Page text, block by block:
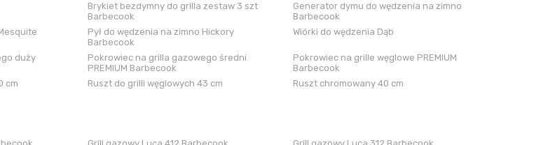
Brykiet bezdymny do grilla zestaw 3 szt
Barbecook
Generator dymu do wędzenia na zimno
Barbecook
Pył do wędzenia na zimno Hickory
Barbecook
Wiórki do wędzenia Dąb
duży
Pokrowiec na grilla gazowego średni
PREMIUM Barbecook
Pokrowiec na grille węglowe PREMIUM
Barbecook
cm Ruszt do grilli węglowych 43 cm
Ruszt chromowany 40 cm